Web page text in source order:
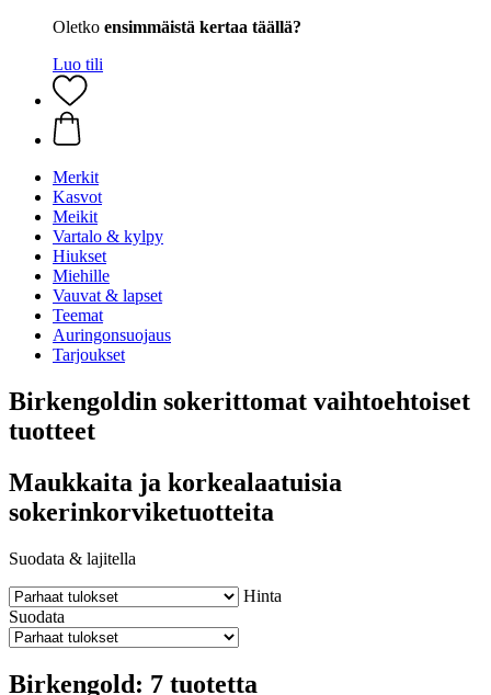
Oletko ensimmäistä kertaa täällä?
Luo tili
Merkit
Kasvot
Meikit
Vartalo & kylpy
Hiukset
Miehille
Vauvat & lapset
Teemat
Auringonsuojaus
Tarjoukset
Birkengoldin sokerittomat vaihtoehtoiset
tuotteet
Maukkaita ja korkealaatuisia
sokerinkorviketuotteita
Suodata & lajitella
Hinta
Suodata
Birkengold: 7 tuotetta